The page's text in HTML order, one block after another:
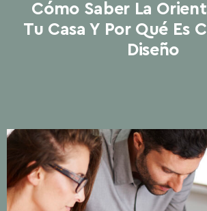
Cómo Saber La
Tu Casa Y Por Qué Es
Diseño